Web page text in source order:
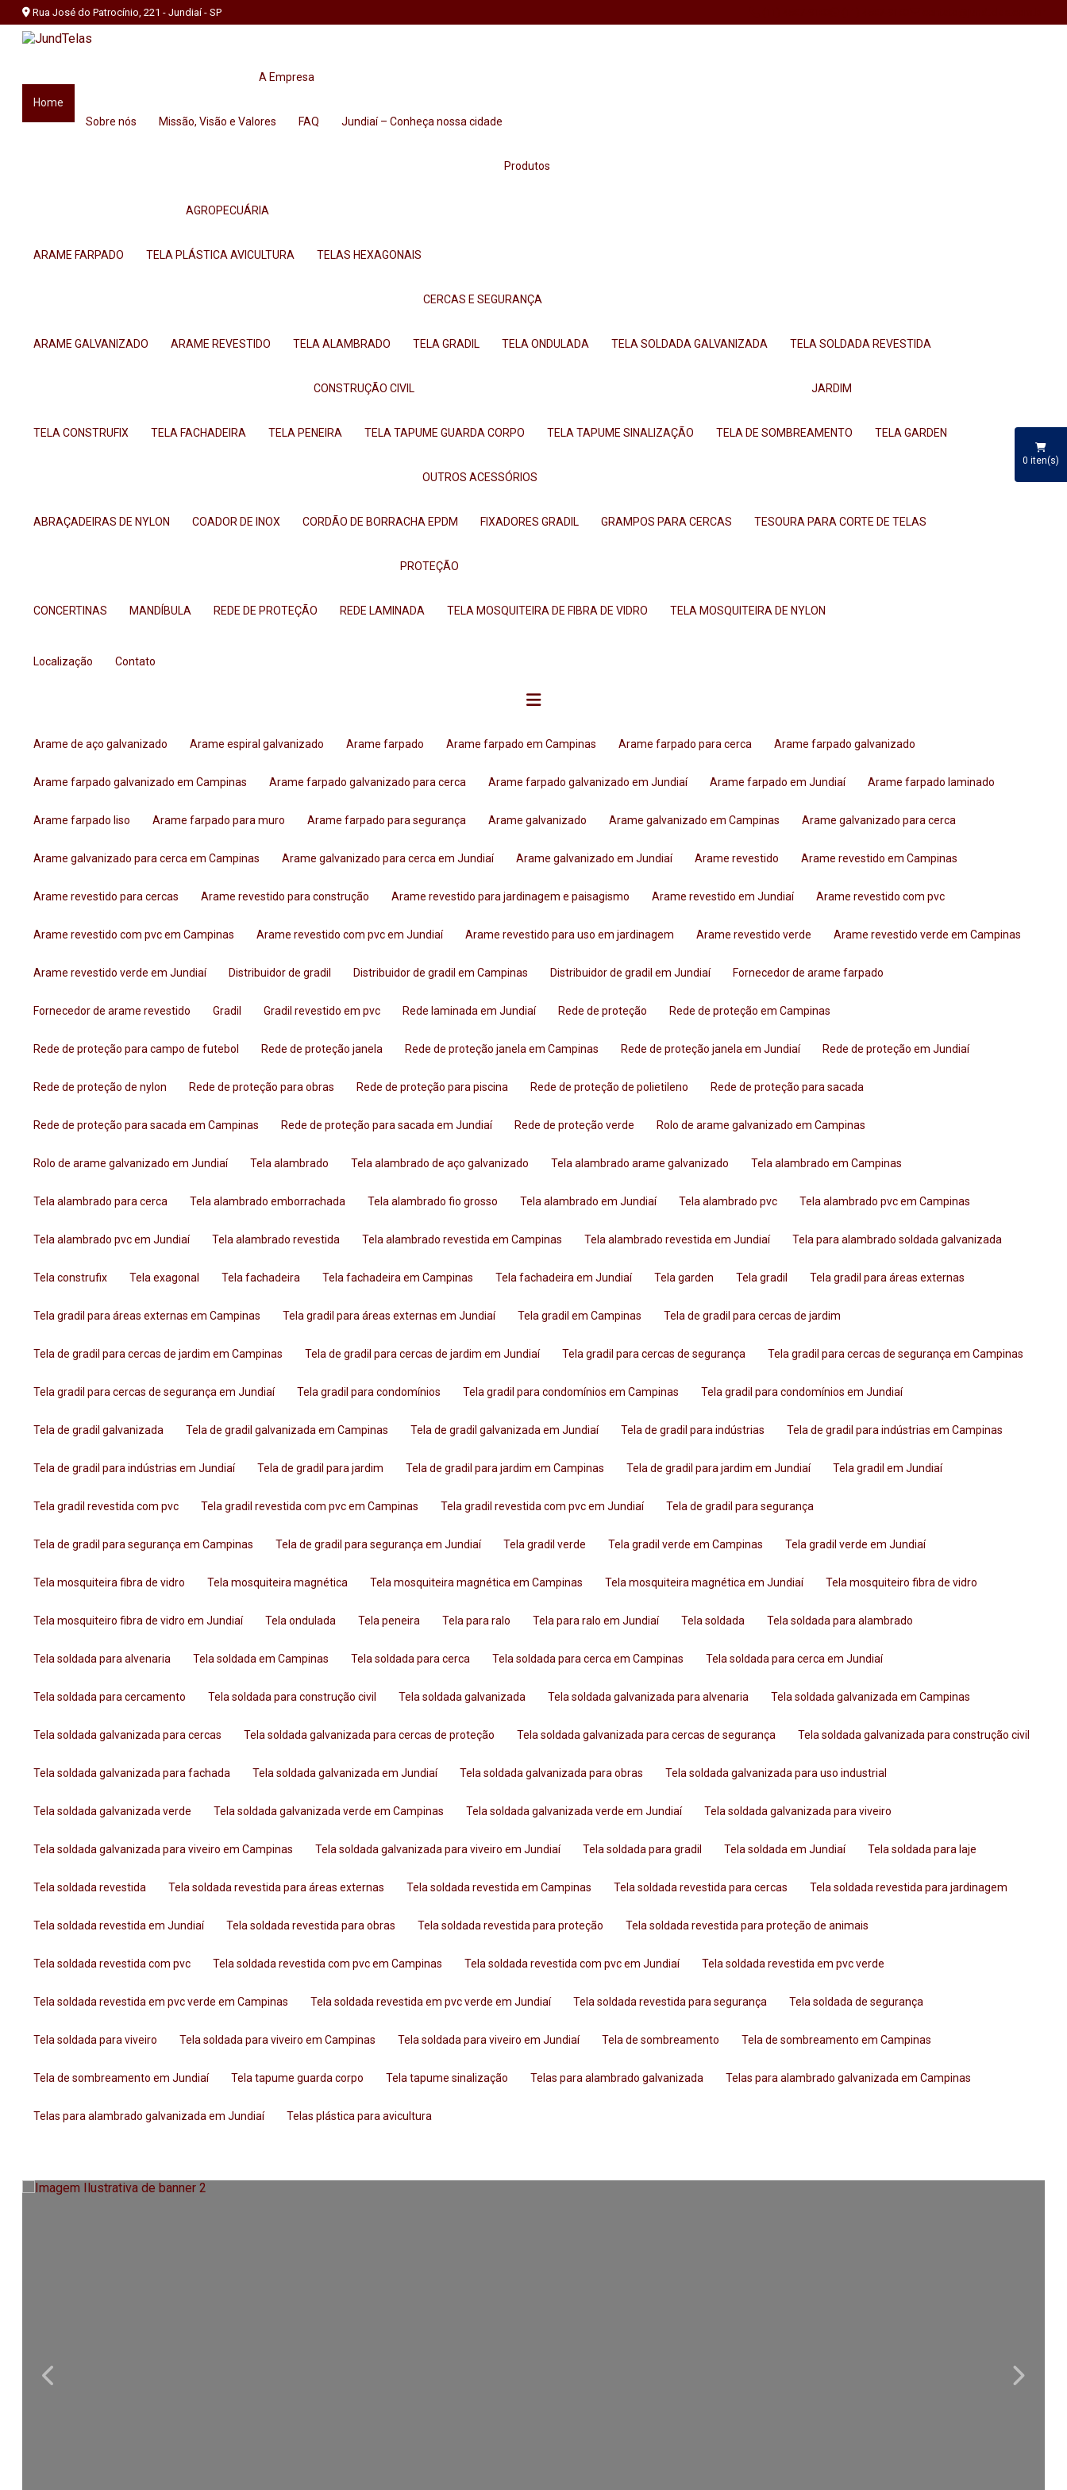
Rua José do Patrocínio, 221 - Jundiaí - SP
Home
A Empresa
Sobre nós Missão, Visão e Valores FAQ Jundiaí – Conheça nossa cidade
Produtos
AGROPECUÁRIA
ARAME FARPADO TELA PLÁSTICA AVICULTURA TELAS HEXAGONAIS
CERCAS E SEGURANÇA
ARAME GALVANIZADO ARAME REVESTIDO TELA ALAMBRADO TELA GRADIL TELA ONDULADA TELA SOLDADA GALVANIZADA TELA SOLDADA REVESTIDA
CONSTRUÇÃO CIVIL
TELA CONSTRUFIX TELA FACHADEIRA TELA PENEIRA TELA TAPUME GUARDA CORPO TELA TAPUME SINALIZAÇÃO
JARDIM
TELA DE SOMBREAMENTO TELA GARDEN
OUTROS ACESSÓRIOS
ABRAÇADEIRAS DE NYLON COADOR DE INOX CORDÃO DE BORRACHA EPDM FIXADORES GRADIL GRAMPOS PARA CERCAS TESOURA PARA CORTE DE TELAS
PROTEÇÃO
CONCERTINAS MANDÍBULA REDE DE PROTEÇÃO REDE LAMINADA TELA MOSQUITEIRA DE FIBRA DE VIDRO TELA MOSQUITEIRA DE NYLON
Localização Contato
Arame de aço galvanizado Arame espiral galvanizado Arame farpado Arame farpado em Campinas Arame farpado para cerca Arame farpado galvanizado
Arame farpado galvanizado em Campinas Arame farpado galvanizado para cerca Arame farpado galvanizado em Jundiaí Arame farpado em Jundiaí Arame farpado laminado
Arame farpado liso Arame farpado para muro Arame farpado para segurança Arame galvanizado Arame galvanizado em Campinas Arame galvanizado para cerca
Arame galvanizado para cerca em Campinas Arame galvanizado para cerca em Jundiaí Arame galvanizado em Jundiaí Arame revestido Arame revestido em Campinas
Arame revestido para cercas Arame revestido para construção Arame revestido para jardinagem e paisagismo Arame revestido em Jundiaí Arame revestido com pvc
Arame revestido com pvc em Campinas Arame revestido com pvc em Jundiaí Arame revestido para uso em jardinagem Arame revestido verde Arame revestido verde em Campinas
Arame revestido verde em Jundiaí Distribuidor de gradil Distribuidor de gradil em Campinas Distribuidor de gradil em Jundiaí Fornecedor de arame farpado
Fornecedor de arame revestido Gradil Gradil revestido em pvc Rede laminada em Jundiaí Rede de proteção Rede de proteção em Campinas
Rede de proteção para campo de futebol Rede de proteção janela Rede de proteção janela em Campinas Rede de proteção janela em Jundiaí Rede de proteção em Jundiaí
Rede de proteção de nylon Rede de proteção para obras Rede de proteção para piscina Rede de proteção de polietileno Rede de proteção para sacada
Rede de proteção para sacada em Campinas Rede de proteção para sacada em Jundiaí Rede de proteção verde Rolo de arame galvanizado em Campinas
Rolo de arame galvanizado em Jundiaí Tela alambrado Tela alambrado de aço galvanizado Tela alambrado arame galvanizado Tela alambrado em Campinas
Tela alambrado para cerca Tela alambrado emborrachada Tela alambrado fio grosso Tela alambrado em Jundiaí Tela alambrado pvc Tela alambrado pvc em Campinas
Tela alambrado pvc em Jundiaí Tela alambrado revestida Tela alambrado revestida em Campinas Tela alambrado revestida em Jundiaí Tela para alambrado soldada galvanizada
Tela construfix Tela exagonal Tela fachadeira Tela fachadeira em Campinas Tela fachadeira em Jundiaí Tela garden Tela gradil Tela gradil para áreas externas
Tela gradil para áreas externas em Campinas Tela gradil para áreas externas em Jundiaí Tela gradil em Campinas Tela de gradil para cercas de jardim
Tela de gradil para cercas de jardim em Campinas Tela de gradil para cercas de jardim em Jundiaí Tela gradil para cercas de segurança Tela gradil para cercas de segurança em Campinas
Tela gradil para cercas de segurança em Jundiaí Tela gradil para condomínios Tela gradil para condomínios em Campinas Tela gradil para condomínios em Jundiaí
Tela de gradil galvanizada Tela de gradil galvanizada em Campinas Tela de gradil galvanizada em Jundiaí Tela de gradil para indústrias Tela de gradil para indústrias em Campinas
Tela de gradil para indústrias em Jundiaí Tela de gradil para jardim Tela de gradil para jardim em Campinas Tela de gradil para jardim em Jundiaí Tela gradil em Jundiaí
Tela gradil revestida com pvc Tela gradil revestida com pvc em Campinas Tela gradil revestida com pvc em Jundiaí Tela de gradil para segurança
Tela de gradil para segurança em Campinas Tela de gradil para segurança em Jundiaí Tela gradil verde Tela gradil verde em Campinas Tela gradil verde em Jundiaí
Tela mosquiteira fibra de vidro Tela mosquiteira magnética Tela mosquiteira magnética em Campinas Tela mosquiteira magnética em Jundiaí Tela mosquiteiro fibra de vidro
Tela mosquiteiro fibra de vidro em Jundiaí Tela ondulada Tela peneira Tela para ralo Tela para ralo em Jundiaí Tela soldada Tela soldada para alambrado
Tela soldada para alvenaria Tela soldada em Campinas Tela soldada para cerca Tela soldada para cerca em Campinas Tela soldada para cerca em Jundiaí
Tela soldada para cercamento Tela soldada para construção civil Tela soldada galvanizada Tela soldada galvanizada para alvenaria Tela soldada galvanizada em Campinas
Tela soldada galvanizada para cercas Tela soldada galvanizada para cercas de proteção Tela soldada galvanizada para cercas de segurança Tela soldada galvanizada para construção civil
Tela soldada galvanizada para fachada Tela soldada galvanizada em Jundiaí Tela soldada galvanizada para obras Tela soldada galvanizada para uso industrial
Tela soldada galvanizada verde Tela soldada galvanizada verde em Campinas Tela soldada galvanizada verde em Jundiaí Tela soldada galvanizada para viveiro
Tela soldada galvanizada para viveiro em Campinas Tela soldada galvanizada para viveiro em Jundiaí Tela soldada para gradil Tela soldada em Jundiaí Tela soldada para laje
Tela soldada revestida Tela soldada revestida para áreas externas Tela soldada revestida em Campinas Tela soldada revestida para cercas Tela soldada revestida para jardinagem
Tela soldada revestida em Jundiaí Tela soldada revestida para obras Tela soldada revestida para proteção Tela soldada revestida para proteção de animais
Tela soldada revestida com pvc Tela soldada revestida com pvc em Campinas Tela soldada revestida com pvc em Jundiaí Tela soldada revestida em pvc verde
Tela soldada revestida em pvc verde em Campinas Tela soldada revestida em pvc verde em Jundiaí Tela soldada revestida para segurança Tela soldada de segurança
Tela soldada para viveiro Tela soldada para viveiro em Campinas Tela soldada para viveiro em Jundiaí Tela de sombreamento Tela de sombreamento em Campinas
Tela de sombreamento em Jundiaí Tela tapume guarda corpo Tela tapume sinalização Telas para alambrado galvanizada Telas para alambrado galvanizada em Campinas
Telas para alambrado galvanizada em Jundiaí Telas plástica para avicultura
0 iten(s)